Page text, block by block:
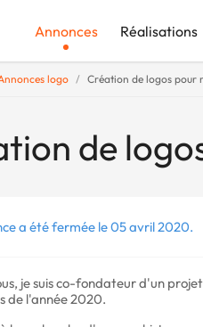
Annonces Réalisations
logo Création de logos pour
de
a été fermée le 05 avril 2020.
je suis co-fondateur d'un
de l'année 2020.